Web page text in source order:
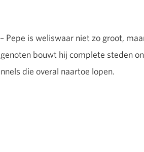
– Pepe is weliswaar niet zo groot,
bouwt hij complete steden
die overal naartoe lopen.